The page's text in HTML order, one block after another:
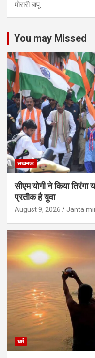
मोरारी बापू
You may Missed
लखनऊ
सीएम योगी ने किया
प्रतीक है युवा
August 9, 2026 Janta
धर्म